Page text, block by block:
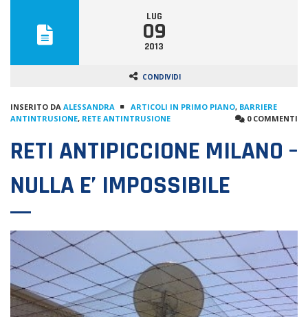
LUG
09
2013
CONDIVIDI
INSERITO DA ALESSANDRA ARTICOLI IN PRIMO PIANO, BARRIERE
ANTINTRUSIONE, RETE ANTINTRUSIONE 0 COMMENTI
RETI ANTIPICCIONE MILANO –
NULLA E’ IMPOSSIBILE